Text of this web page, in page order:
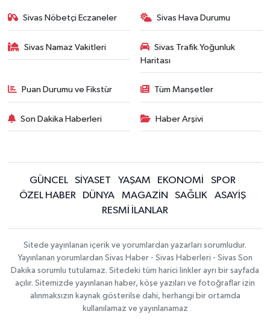
Sivas Nöbetçi Eczaneler Sivas Hava Durumu
Sivas Namaz Vakitleri
Sivas Trafik Yoğunluk
Haritası
Puan Durumu ve Fikstür Tüm Manşetler
Son Dakika Haberleri Haber Arşivi
GÜNCEL SİYASET YAŞAM EKONOMİ
SPOR
ÖZEL HABER
DÜNYA MAGAZİN SAĞLIK
ASAYİŞ
RESMİ İLANLAR
Sitede yayınlanan içerik ve yorumlardan yazarları sorumludur.
Yayınlanan yorumlardan Sivas Haber - Sivas Haberleri - Sivas Son
Dakika sorumlu tutulamaz. Sitedeki tüm harici linkler ayrı bir sayfada
açılır. Sitemizde yayınlanan haber, köşe yazıları ve fotoğraflar izin
alınmaksızın kaynak gösterilse dahi, herhangi bir ortamda
kullanılamaz ve yayınlanamaz